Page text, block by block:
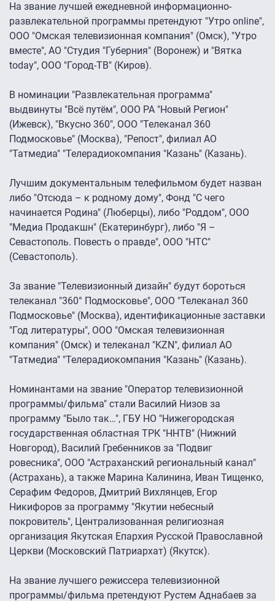
На звание лучшей ежедневной информационно-
развлекательной программы претендуют "Утро online",
ООО "Омская телевизионная компания" (Омск), "Утро
вместе", АО "Студия "Губерния" (Воронеж) и "Вятка
today", ООО "Город-ТВ" (Киров).
В номинации "Развлекательная программа"
выдвинуты "Всё путём", ООО РА "Новый Регион"
(Ижевск), "Вкусно 360", ООО "Телеканал 360
Подмосковье" (Москва), "Репост", филиал АО
"Татмедиа" "Телерадиокомпания "Казань" (Казань).
Лучшим документальным телефильмом будет назван
либо "Отсюда – к родному дому", Фонд "С чего
начинается Родина" (Люберцы), либо "Роддом", ООО
"Медиа Продакшн" (Екатеринбург), либо "Я –
Севастополь. Повесть о правде", ООО "НТС"
(Севастополь).
За звание "Телевизионный дизайн" будут бороться
телеканал "360° Подмосковье", ООО "Телеканал 360
Подмосковье" (Москва), идентификационные заставки
"Год литературы", ООО "Омская телевизионная
компания" (Омск) и телеканал "KZN", филиал АО
"Татмедиа" "Телерадиокомпания "Казань" (Казань).
Номинантами на звание "Оператор телевизионной
программы/фильма" стали Василий Низов за
программу "Было так…", ГБУ НО "Нижегородская
государственная областная ТРК "ННТВ" (Нижний
Новгород), Василий Гребенников за "Подвиг
ровесника", ООО "Астраханский региональный канал"
(Астрахань), а также Марина Калинина, Иван Тищенко,
Серафим Федоров, Дмитрий Вихлянцев, Егор
Никифоров за программу "Якутии небесный
покровитель", Централизованная религиозная
организация Якутская Епархия Русской Православной
Церкви (Московский Патриархат) (Якутск).
На звание лучшего режиссера телевизионной
программы/фильма претендуют Рустем Аднабаев за